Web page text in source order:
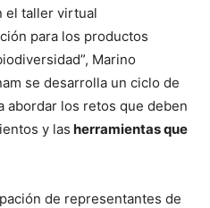
el taller virtual
para los productos
Marino
se desarrolla un ciclo de
abordar los retos que deben
y las herramientas que
de representantes de